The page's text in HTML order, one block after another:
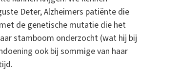
Deter, Alzheimers patiënte die
de genetische mutatie die het
stamboom onderzocht (wat hij bij
ook bij sommige van haar